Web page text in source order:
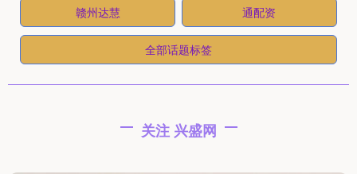
赣州达慧 通配资
全部话题标签
关注 兴盛网